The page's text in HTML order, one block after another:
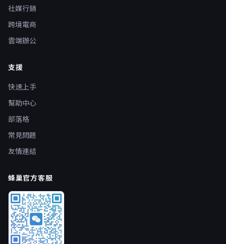
社媒行銷
跨境電商
雲端辦公
支援
快速上手
幫助中心
部落格
常見問題
友情連結
蜂巢官方客服